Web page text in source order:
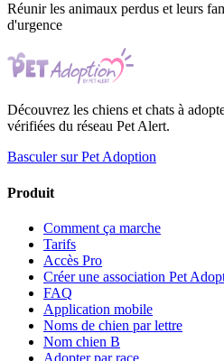
Réunir les animaux perdus et leurs
d'urgence
Découvrez les chiens et chats à
vérifiées du réseau Pet Alert.
Basculer sur Pet Adoption
Produit
Comment ça marche
Tarifs
Accès Pro
Créer une association Pet
FAQ
Application mobile
Noms de chien par lettre
Nom chien B
Adopter par race